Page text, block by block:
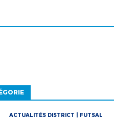
ACTUALITÉS DISTRICT | FUTSAL